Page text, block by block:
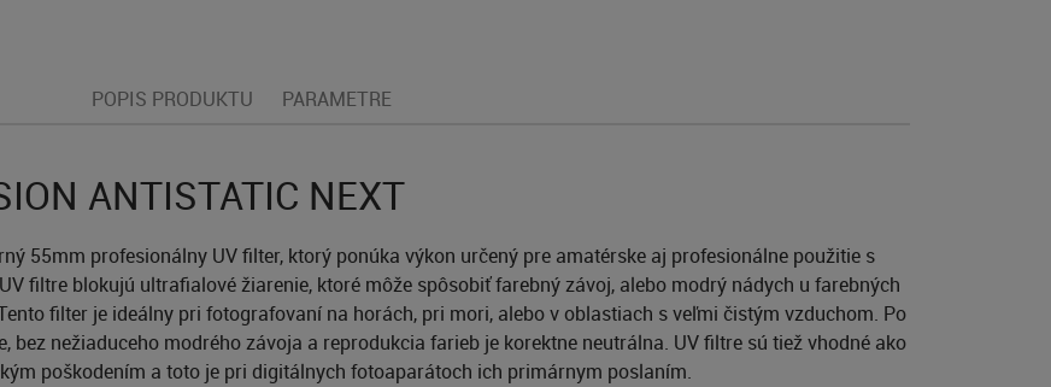
POPIS PRODUKTU PARAMETRE
ANTISTATIC NEXT
55mm profesionálny UV filter, ktorý ponúka výkon určený pre amatérske aj profesionálne použitie s
filtre blokujú ultrafialové žiarenie, ktoré môže spôsobiť farebný závoj, alebo modrý nádych u farebných
filter je ideálny pri fotografovaní na horách, pri mori, alebo v oblastiach s veľmi čistým vzduchom. Po
nežiaduceho modrého závoja a reprodukcia farieb je korektne neutrálna. UV filtre sú tiež vhodné ako
poškodením a toto je pri digitálnych fotoaparátoch ich primárnym poslaním.